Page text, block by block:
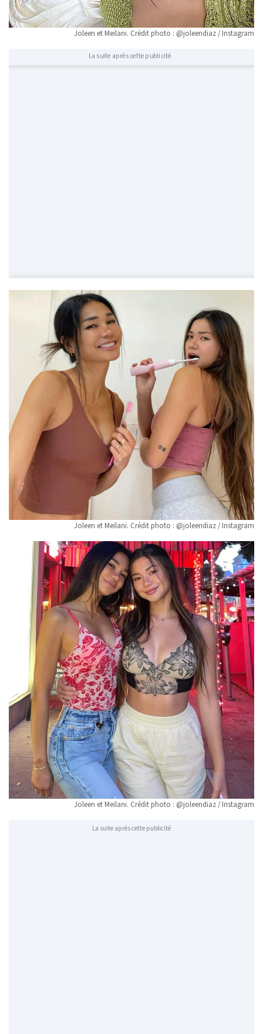
Joleen et Meilani. Crédit photo : @joleendiaz / Instagram
La suite après cette publicité
Joleen et Meilani. Crédit photo : @joleendiaz / Instagram
Joleen et Meilani. Crédit photo : @joleendiaz / Instagram
La suite après cette publicité